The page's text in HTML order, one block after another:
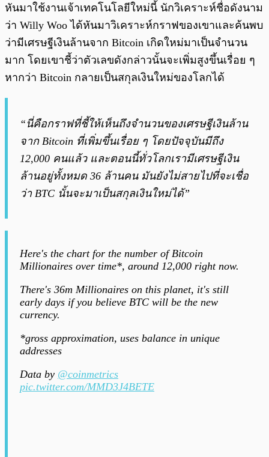
หันมาใช้งานเจ้าเทคโนโลยีใหม่นี้ นักวิเคราะห์ชื่อดังนาม
ว่า Willy Woo ได้หันมาวิเคราะห์กราฟของเขาและค้นพบ
ว่ามีเศรษฐีเงินล้านจาก Bitcoin เกิดใหม่มาเป็นจำนวน
มาก โดยเขาชี้ว่าตัวเลขดังกล่าวนั้นจะเพิ่มสูงขึ้นเรื่อย ๆ
หากว่า Bitcoin กลายเป็นสกุลเงินใหม่ของโลกได้
“นี่คือกราฟที่ชี้ให้เห็นถึงจำนวนของเศรษฐีเงินล้าน
จาก Bitcoin ที่เพิ่มขึ้นเรื่อย ๆ โดยปัจจุบันมีถึง
12,000 คนแล้ว และตอนนี้ทั่วโลกเรามีเศรษฐีเงิน
ล้านอยู่ทั้งหมด 36 ล้านคน มันยังไม่สายไปที่จะเชื่อ
ว่า BTC นั้นจะมาเป็นสกุลเงินใหม่ได้”
Here's the chart for the number of Bitcoin
Millionaires over time*, around 12,000 right now.
There's 36m Millionaires on this planet, it's still
early days if you believe BTC will be the new
currency.
*gross approximation, uses balance in unique
addresses
Data by @coinmetrics
pic.twitter.com/MMD3J4BETE